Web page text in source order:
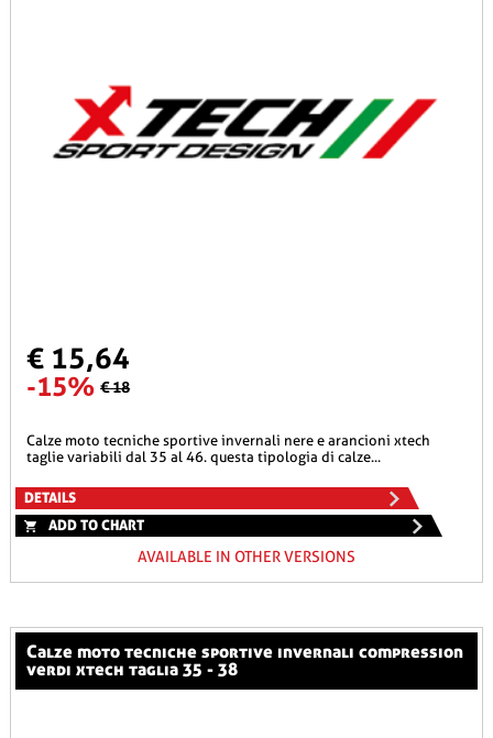
€ 15,64
-15% € 18
calze moto tecniche sportive invernali nere e arancioni xtech
taglie variabili dal 35 al 46. questa tipologia di calze...
DETAILS
ADD TO CHART
AVAILABLE IN OTHER VERSIONS
calze moto tecniche sportive invernali compression
verdi xtech taglia 35 - 38